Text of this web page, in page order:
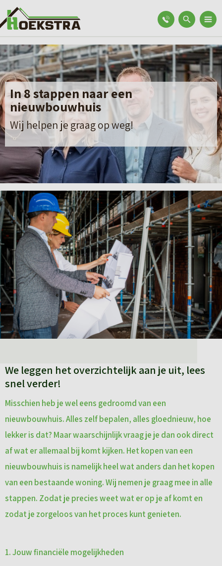
In 8 stappen naar een
nieuwbouwhuis
Wij helpen je graag op weg!
We leggen het overzichtelijk aan je uit, lees
snel verder!
Misschien heb je wel eens gedroomd van een
nieuwbouwhuis. Alles zelf bepalen, alles gloednieuw, hoe
lekker is dat? Maar waarschijnlijk vraag je je dan ook direct
af wat er allemaal bij komt kijken. Het kopen van een
nieuwbouwhuis is namelijk heel wat anders dan het kopen
van een bestaande woning. Wij nemen je graag mee in alle
stappen. Zodat je precies weet wat er op je af komt en
zodat je zorgeloos van het proces kunt genieten.
1. Jouw financiële mogelijkheden